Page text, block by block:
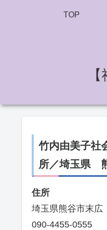
TOP
竹内由美子社
所／埼玉県
住所
埼玉県熊谷市末広
090-4455-0555